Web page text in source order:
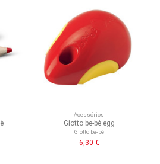
Acessórios
Giotto be-bè egg
Giotto be-bè
6,30 €